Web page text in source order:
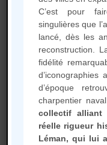
Donne droit
Générale.
Une sortie
parmi les
C’est pour
singulières que
lancé, dès les
reconstruction.
fidélité
d’iconographies
d’époque
charpentier
collectif alliant
réelle rigueur
Léman, qui lui